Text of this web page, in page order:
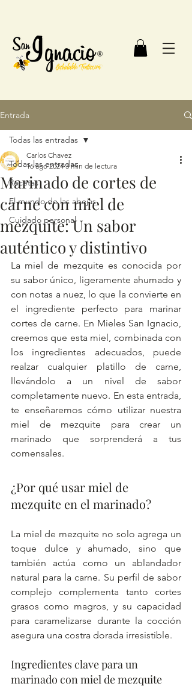
Entrada
Todas las entradas
Recetas
El mundo de las abejas
Cuidado personal
Todas las entradas
Marinado de cortes de
carne con miel de
mezquite: Un sabor
auténtico y distintivo
Carlos Chavez
16 ago 2024 3 min de lectura
La miel de mezquite es conocida por
su sabor único, ligeramente ahumado y
con notas a nuez, lo que la convierte en
el ingrediente perfecto para marinar
cortes de carne. En Mieles San Ignacio,
creemos que esta miel, combinada con
los ingredientes adecuados, puede
realzar cualquier platillo de carne,
llevándolo a un nivel de sabor
completamente nuevo. En esta entrada,
te enseñaremos cómo utilizar nuestra
miel de mezquite para crear un
marinado que sorprenderá a tus
comensales.
¿Por qué usar miel de
mezquite en el marinado?
La miel de mezquite no solo agrega un
toque dulce y ahumado, sino que
también actúa como un ablandador
natural para la carne. Su perfil de sabor
complejo complementa tanto cortes
grasos como magros, y su capacidad
para caramelizarse durante la cocción
asegura una costra dorada irresistible.
Ingredientes clave para un
marinado con miel de mezquite